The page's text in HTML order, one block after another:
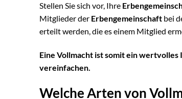
Stellen Sie sich vor, Ihre
Mitglieder der Erbengemeinschaft bei
erteilt werden, die es einem Mitglied
Eine Vollmacht ist somit ein wertvolles
vereinfachen.
Welche Arten von